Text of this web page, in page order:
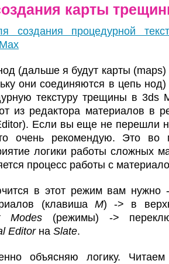
карты
(дальше я будут карты (maps)
они соединяются в цепь нод)
текстуру трещины в 3ds
из редактора материалов в
Если вы еще не перешли
очень рекомендую. Это во
логики работы сложных
процесс работы с
в этот режим вам нужно
(клавиша M) -> в
Modes (режимы) ->
Editorна Slate.
объясняю логику.